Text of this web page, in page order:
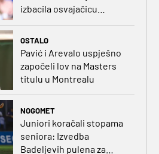
izbacila osvajačicu
OSTALO
Pavić i Arevalo uspješno
započeli lov na Masters
titulu u Montrealu
NOGOMET
Juniori koračali stopama
seniora: Izvedba
Badeljevih pulena za